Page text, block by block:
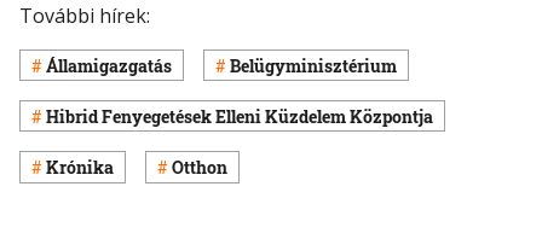
További hírek:
Államigazgatás Belügyminisztérium
Hibrid Fenyegetések Elleni Küzdelem Központja
Krónika Otthon